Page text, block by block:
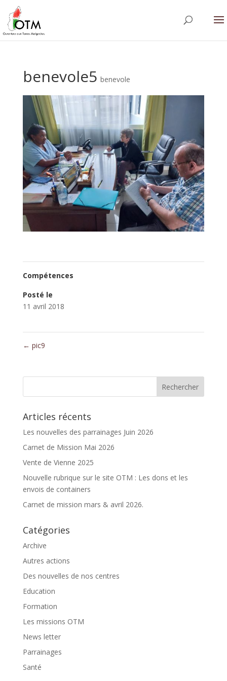
benevole5 benevole
Compétences
Posté le
11 avril 2018
← pic9
Articles récents
Les nouvelles des parrainages Juin 2026
Carnet de Mission Mai 2026
Vente de Vienne 2025
Nouvelle rubrique sur le site OTM : Les dons et les
envois de containers
Carnet de mission mars & avril 2026.
Catégories
Archive
Autres actions
Des nouvelles de nos centres
Education
Formation
Les missions OTM
News letter
Parrainages
Santé